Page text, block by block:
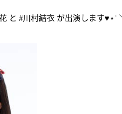
と #川村結衣 が出演します